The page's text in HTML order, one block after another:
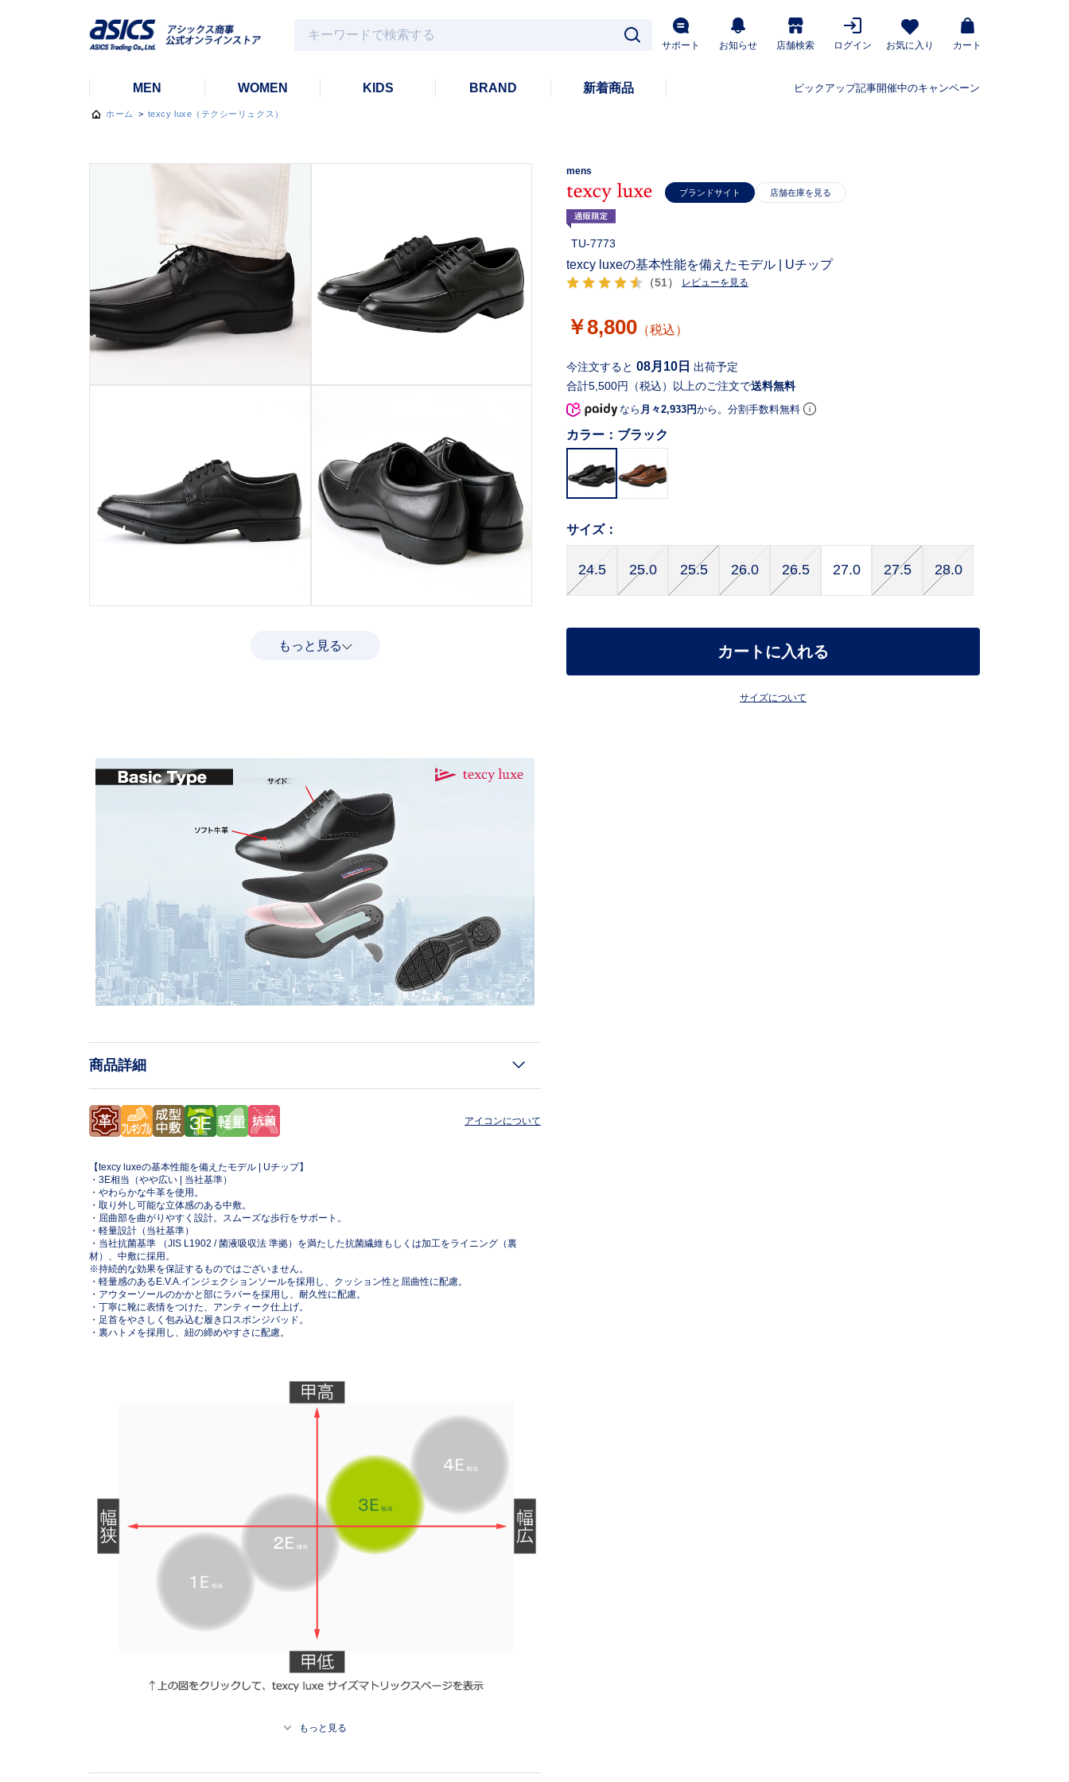
サポート お知らせ 店舗検索 ログイン お気に入り カート
MEN WOMEN KIDS BRAND 新着商品 ピックアップ記事開催中のキャンペーン
ホーム > texcy luxe（テクシーリュクス）
もっと見る
n
e
/
L
a
d
商品詳細
アイコンについて
【texcy luxeの基本性能を備えたモデル | Uチップ】
・3E相当（やや広い | 当社基準）
・やわらかな牛革を使用。
・取り外し可能な立体感のある中敷。
・屈曲部を曲がりやすく設計。スムーズな歩行をサポート。
・軽量設計（当社基準）
・当社抗菌基準 （JIS L1902 / 菌液吸収法 準拠）を満たした抗菌繊維もしくは加工をライニング（裏
材）、中敷に採用。
※持続的な効果を保証するものではございません。
・軽量感のあるE.V.A.インジェクションソールを採用し、クッション性と屈曲性に配慮。
・アウターソールのかかと部にラバーを採用し、耐久性に配慮。
・丁寧に靴に表情をつけた、アンティーク仕上げ。
・足首をやさしく包み込む履き口スポンジパッド。
・裏ハトメを採用し、紐の締めやすさに配慮。
もっと見る
mens
ブランドサイト
TU-7773
（51） レビューを見る
texcy luxeの基本性能を備えたモデル | Uチップ
￥8,800 （税込）
合計5,500円（税込）以上のご注文で送料無料
今注文すると 08月10日 出荷予定
なら 月々2,933円から。分割手数料無料
カラー： ブラック
サイズ：
24.5 25.0 25.5 26.0 26.5 27.0 27.5 28.0
カートに入れる
サイズについて